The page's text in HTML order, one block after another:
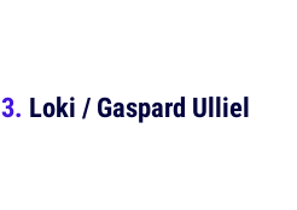
Loki / Gaspard Ulliel